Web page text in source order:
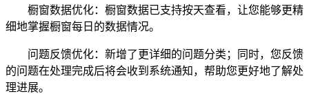
橱窗数据优化：橱窗数据已支持按天查看，让您能够更精
细地掌握橱窗每日的数据情况。
问题反馈优化：新增了更详细的问题分类；同时，您反馈
的问题在处理完成后将会收到系统通知，帮助您更好地了解处
理进展。